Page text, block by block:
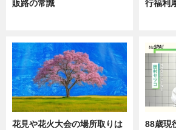
販路の常識
行福利
花見や花火大会の場所取りは
88歳現